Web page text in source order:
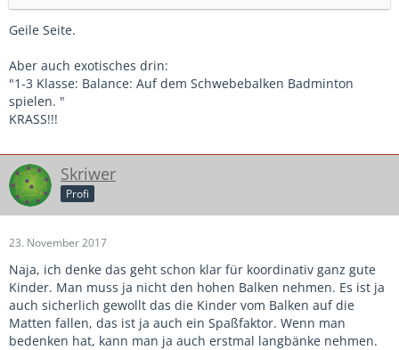
Geile Seite.
Aber auch exotisches drin:
"1-3 Klasse: Balance: Auf dem Schwebebalken Badminton
spielen. "
KRASS!!!
Skriwer
Profi
23. November 2017
Naja, ich denke das geht schon klar für koordinativ ganz gute
Kinder. Man muss ja nicht den hohen Balken nehmen. Es ist ja
auch sicherlich gewollt das die Kinder vom Balken auf die
Matten fallen, das ist ja auch ein Spaßfaktor. Wenn man
bedenken hat, kann man ja auch erstmal langbänke nehmen.